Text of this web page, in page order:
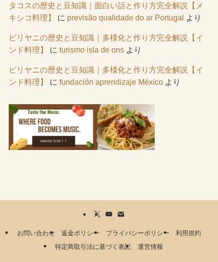
タコスの歴史と豆知識｜面白い話と作り方完全解説【メ
キシコ料理】
に previsão qualidade do ar Portugal より
ビリヤニの歴史と豆知識｜多様化と作り方完全解説【イ
ンド料理】
に turismo isla de onsより
ビリヤニの歴史と豆知識｜多様化と作り方完全解説【イ
ンド料理】
に fundación aprendizaje Méxicoより
お問い合わせ 返金ポリシー プライバシーポリシー
利用規約
特定商取引法に基づく表記
運営情報